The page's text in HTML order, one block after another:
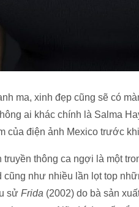
ma, xinh đẹp cũng sẽ có
ai khác chính là Salma
của điện ảnh Mexico trước
thông ca ngợi là một
như nhiều lần lọt top
sử Frida (2002) do bà sản